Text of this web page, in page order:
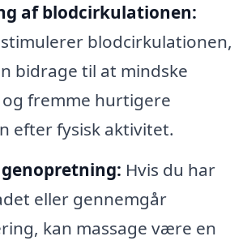
af blodcirkulationen:
blodcirkulationen,
bidrage til at mindske
fremme hurtigere
efter fysisk aktivitet.
Hvis du har
eller gennemgår
kan massage være en